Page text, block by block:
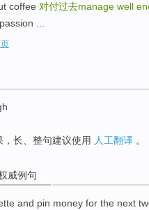
coffee 对付过去manage well
...
长、整句建议使用 人工翻译 。
威例句
and pin money for the next